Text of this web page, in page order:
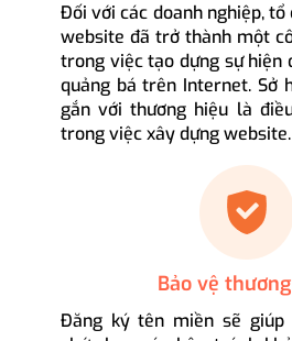
Đối với các doanh nghiệp, tổ
website đã trở thành một
trong việc tạo dựng sự hiện
quảng bá trên Internet. Sở
gắn với thương hiệu là
trong việc xây dựng website.
Bảo vệ
Đăng ký tên miền sẽ giúp